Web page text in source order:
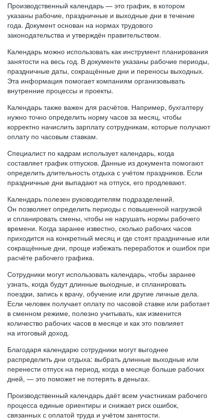
Производственный календарь — это график, в котором
указаны рабочие, праздничные и выходные дни в течение
года. Документ основан на нормах трудового
законодательства и утверждён правительством.
Календарь можно использовать как инструмент планирования
занятости на весь год. В документе указаны рабочие периоды,
праздничные даты, сокращённые дни и переносы выходных.
Эта информация помогает компаниям организовывать
внутренние процессы и проекты.
Календарь также важен для расчётов. Например, бухгалтеру
нужно точно определить норму часов за месяц, чтобы
корректно начислить зарплату сотрудникам, которые получают
оплату по часовым ставкам.
Специалист по кадрам использует календарь, когда
составляет график отпусков. Данные из документа помогают
определить длительность отдыха с учётом праздников. Если
праздничные дни выпадают на отпуск, его продлевают.
Календарь полезен руководителям подразделений.
Он позволяет определить периоды с повышенной нагрузкой
и спланировать смены, чтобы не нарушать нормы рабочего
времени. Когда заранее известно, сколько рабочих часов
приходится на конкретный месяц и где стоят праздничные или
сокращённые дни, проще избежать переработок и ошибок при
расчёте рабочего графика.
Сотрудники могут использовать календарь, чтобы заранее
узнать, когда будут длинные выходные, и спланировать
поездки, запись к врачу, обучение или другие личные дела.
Если человек получает оплату по часовой ставке или работает
в сменном режиме, полезно учитывать, как изменится
количество рабочих часов в месяце и как это повлияет
на итоговый доход.
Благодаря календарю сотрудники могут выгоднее
распределить дни отдыха: выбрать длинные выходные или
перенести отпуск на период, когда в месяце больше рабочих
дней, — это поможет не потерять в деньгах.
Производственный календарь даёт всем участникам рабочего
процесса единые ориентиры и снижает риск ошибок,
связанных с оплатой труда и учётом занятости.